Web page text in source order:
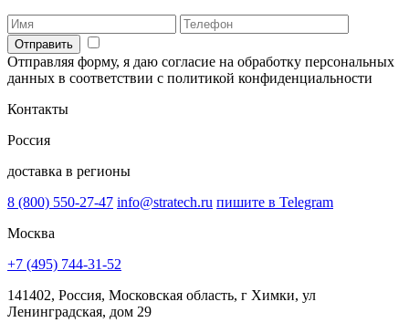
Отправить
Отправляя форму, я даю согласие на обработку персональных
данных в соответствии с политикой конфиденциальности
Контакты
Россия
доставка в регионы
8 (800) 550-27-47 info@stratech.ru пишите в Telegram
Москва
+7 (495) 744-31-52
141402, Россия, Московская область, г Химки, ул
Ленинградская, дом 29